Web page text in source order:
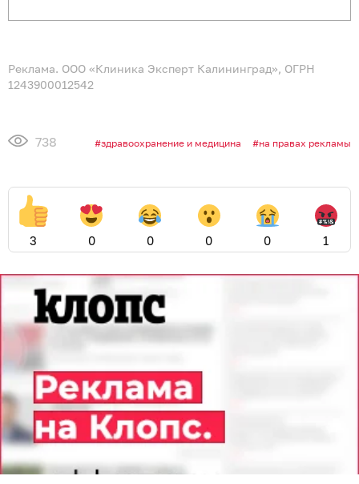
Реклама. ООО «Клиника Эксперт Калининград», ОГРН
1243900012542
738 здравоохранение и медицина на правах рекламы
3 0 0 0 0 1